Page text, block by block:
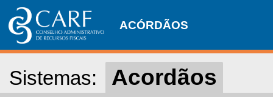
ACÓRDÃOS
Sistemas: Acordãos